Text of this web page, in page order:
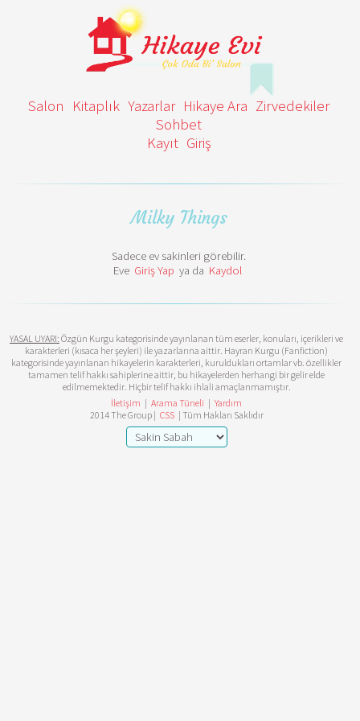
Salon Kitaplık Yazarlar Hikaye Ara Zirvedekiler
Sohbet
Kayıt Giriş
Milky Things
Sadece ev sakinleri görebilir.
Eve Giriş Yap ya da Kaydol
YASAL UYARI: Özgün Kurgu kategorisinde yayınlanan tüm eserler, konuları, içerikleri ve
karakterleri (kısaca her şeyleri) ile yazarlarına aittir. Hayran Kurgu (Fanfiction)
kategorisinde yayınlanan hikayelerin karakterleri, kuruldukları ortamlar vb. özellikler
tamamen telif hakkı sahiplerine aittir, bu hikayelerden herhangi bir gelir elde
edilmemektedir. Hiçbir telif hakkı ihlali amaçlanmamıştır.
İletişim | Arama Tüneli | Yardım
2014 The Group | CSS | Tüm Hakları Saklıdır